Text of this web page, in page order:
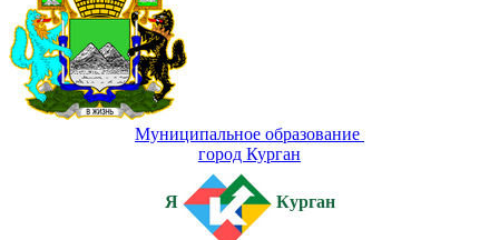
Муниципальное образование
город Курган
Я Курган